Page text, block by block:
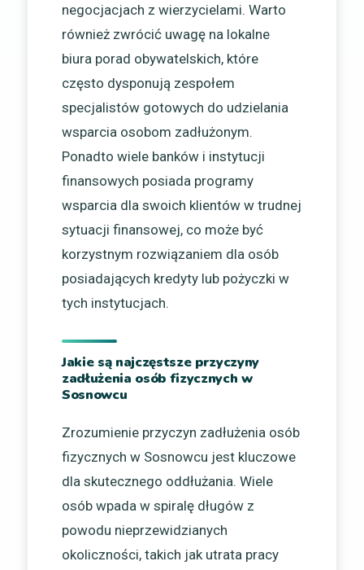
negocjacjach z wierzycielami. Warto
również zwrócić uwagę na lokalne
biura porad obywatelskich, które
często dysponują zespołem
specjalistów gotowych do udzielania
wsparcia osobom zadłużonym.
Ponadto wiele banków i instytucji
finansowych posiada programy
wsparcia dla swoich klientów w trudnej
sytuacji finansowej, co może być
korzystnym rozwiązaniem dla osób
posiadających kredyty lub pożyczki w
tych instytucjach.
Jakie są najczęstsze przyczyny
zadłużenia osób fizycznych w
Sosnowcu
Zrozumienie przyczyn zadłużenia osób
fizycznych w Sosnowcu jest kluczowe
dla skutecznego oddłużania. Wiele
osób wpada w spiralę długów z
powodu nieprzewidzianych
okoliczności, takich jak utrata pracy